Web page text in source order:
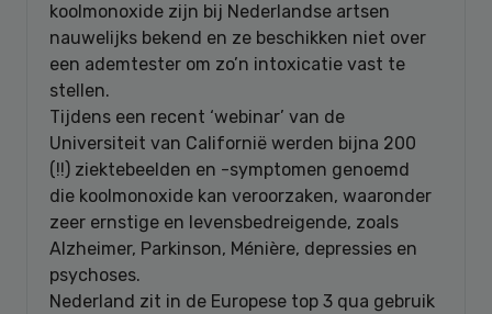
koolmonoxide zijn bij Nederlandse artsen
nauwelijks bekend en ze beschikken niet over
een ademtester om zo’n intoxicatie vast te
stellen.
Tijdens een recent ‘webinar’ van de
Universiteit van Californië werden bijna 200
(!!) ziektebeelden en -symptomen genoemd
die koolmonoxide kan veroorzaken, waaronder
zeer ernstige en levensbedreigende, zoals
Alzheimer, Parkinson, Ménière, depressies en
psychoses.
Nederland zit in de Europese top 3 qua gebruik